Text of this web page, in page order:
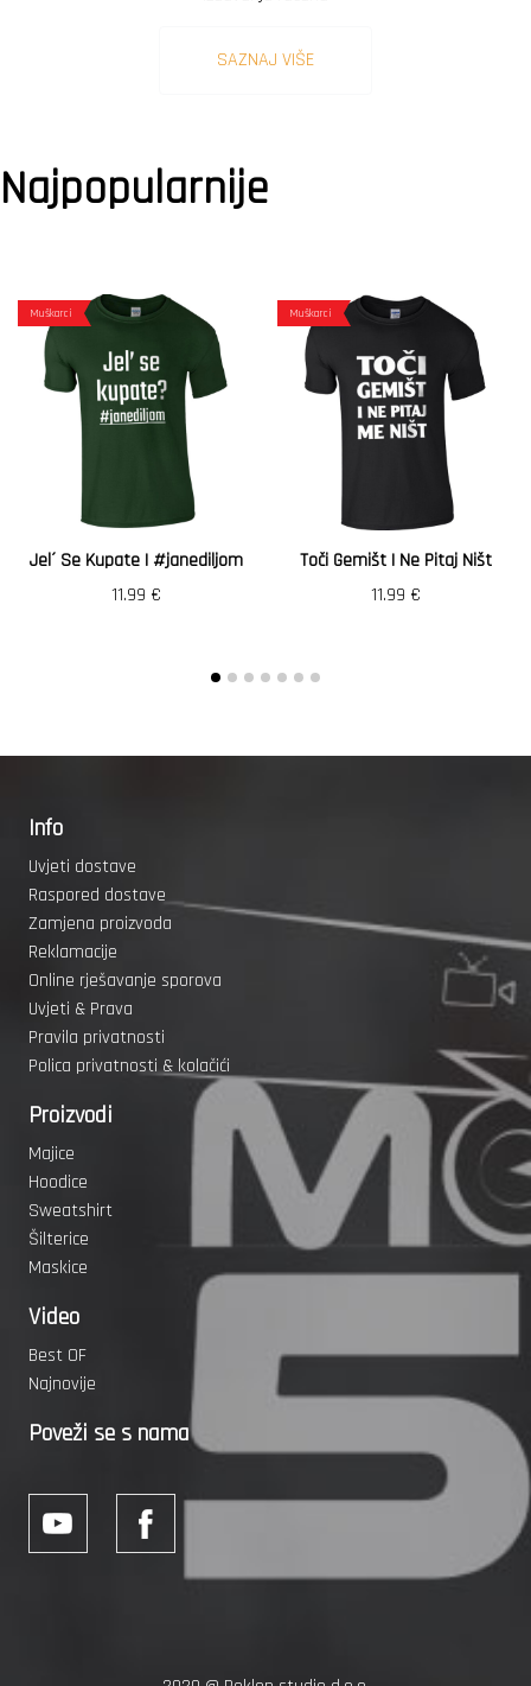
SAZNAJ VIŠE
Najpopularnije
Muškarci
Jel´ Se Kupate | #janediljom
11.99 €
Muškarci
Toči Gemišt I Ne Pitaj Ništ
11.99 €
Info
Uvjeti dostave
Raspored dostave
Zamjena proizvoda
Reklamacije
Online rješavanje sporova
Uvjeti & Prava
Pravila privatnosti
Polica privatnosti & kolačići
Proizvodi
Majice
Hoodice
Sweatshirt
Šilterice
Maskice
Video
Best OF
Najnovije
Poveži se s nama